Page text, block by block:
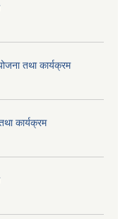
तथा कार्यक्रम
कार्यक्रम